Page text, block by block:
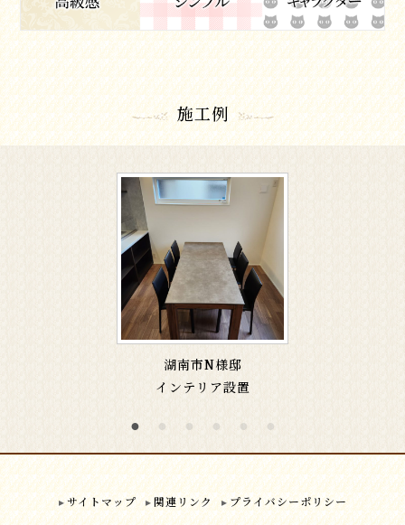
施工例
湖南市N様邸
インテリア設置
サイトマップ 関連リンク プライバシーポリシー